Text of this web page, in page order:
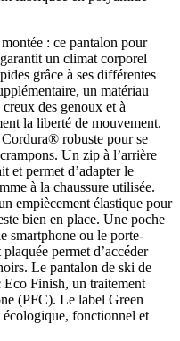
: ce pantalon pour
un climat corporel
grâce à ses différentes
un matériau
des genoux et à
la liberté de mouvement.
robuste pour se
Un zip à l’arrière
et permet d’adapter le
à la chaussure utilisée.
empiècement élastique pour
bien en place. Une poche
smartphone ou le porte-
permet d’accéder
Le pantalon de ski de
Eco Finish, un traitement
(PFC). Le label Green
fonctionnel et